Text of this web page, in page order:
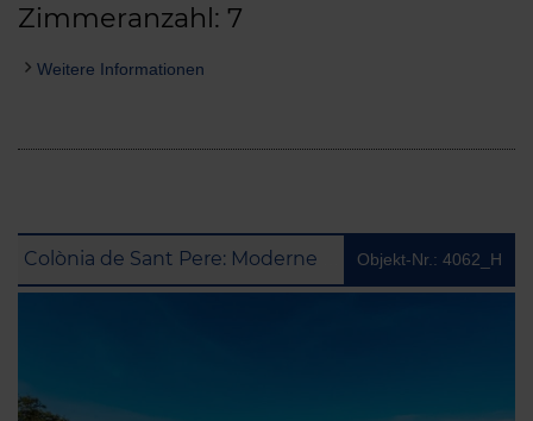
Zimmeranzahl: 7
Weitere Informationen
Objekt-Nr.: 4062_H